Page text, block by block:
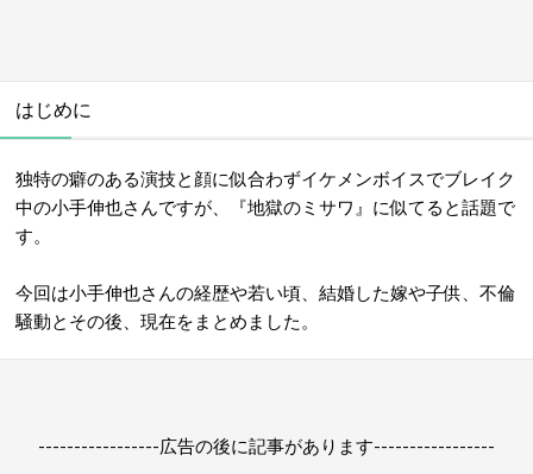
はじめに
独特の癖のある演技と顔に似合わずイケメンボイスでブレイク
中の小手伸也さんですが、『地獄のミサワ』に似てると話題で
す。
今回は小手伸也さんの経歴や若い頃、結婚した嫁や子供、不倫
騒動とその後、現在をまとめました。
-----------------広告の後に記事があります-----------------